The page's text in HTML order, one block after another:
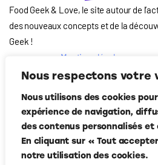
Nous respectons votre
Nous utilisons des cookies
expérience de navigation,
des contenus personnalisés
En cliquant sur « Tout
notre utilisation des cookies.
Food Geek & Love, le site autour de
des nouveaux concepts et de la
Geek !
Mentions légales
Qui-sommes nous
Contact
Suivez-nous